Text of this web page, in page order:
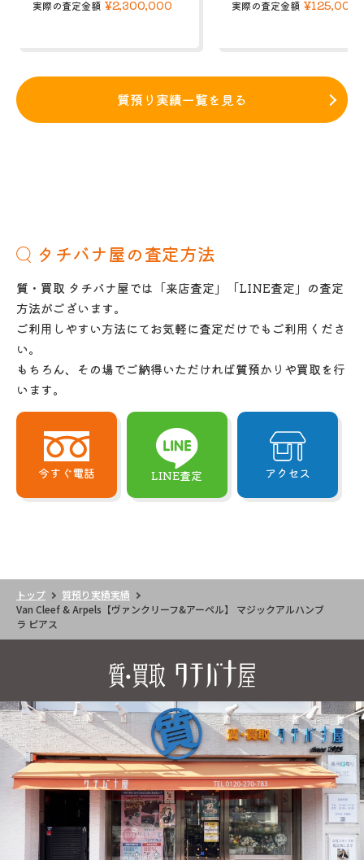
実際の査定金額 ¥2,300,000 実際の査定金額 ¥125,000
質預り実績一覧を見る
タチバナ屋の査定方法
質・買取 タチバナ屋では「来店査定」「LINE査定」の査定
方法がございます。
ご利用しやすい方法にてお気軽に査定だけでもご利用くださ
い。
もちろん、その場でご納得いただければ質預かりや買取を行
います。
今すぐ電話 LINE査定 アクセス
トップ
質預り実績実績
Van Cleef & Arpels【ヴァンクリーフ&アーペル】 マジックアルハンブ
ラ ピアス